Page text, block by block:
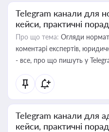
Telegram канали для
кейси, практичні
Про що тема: Огляди
коментарі експертів,
- все, про що пишуть у
Telegram канали для
кейси, практичні